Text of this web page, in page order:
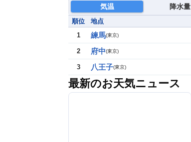
気温 降水量
順位 地点
1
練馬(東京)
2 府中(東京)
3 八王子(東京)
最新のお天気ニュース